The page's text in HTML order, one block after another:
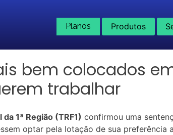
Planos Produtos
bem colocados
trabalhar
1ª Região (TRF1) confirmou uma
optar pela lotação de sua